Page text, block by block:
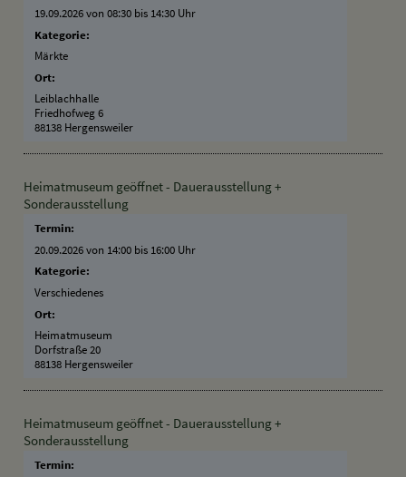
19.09.2026 von 08:30 bis 14:30 Uhr
Kategorie:
Märkte
Ort:
Leiblachhalle
Friedhofweg 6
88138 Hergensweiler
Heimatmuseum geöffnet - Dauerausstellung +
Sonderausstellung
Termin:
20.09.2026 von 14:00 bis 16:00 Uhr
Kategorie:
Verschiedenes
Ort:
Heimatmuseum
Dorfstraße 20
88138 Hergensweiler
Heimatmuseum geöffnet - Dauerausstellung +
Sonderausstellung
Termin: